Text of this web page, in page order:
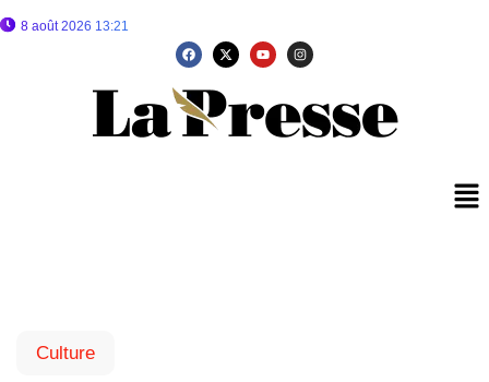
8 août 2026 13:21
Culture